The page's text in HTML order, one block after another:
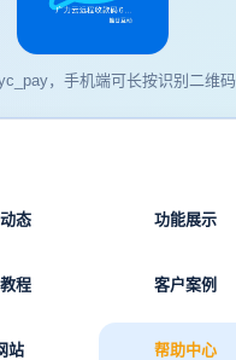
，手机端可长按识别二维码
态 功能展示
程 客户案例
站 帮助中心